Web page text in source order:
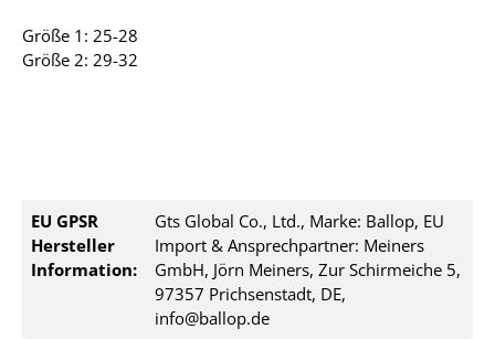
Größe 1: 25-28
Größe 2: 29-32
EU GPSR
Hersteller
Information:
Gts Global Co., Ltd., Marke: Ballop, EU
Import & Ansprechpartner: Meiners
GmbH, Jörn Meiners, Zur Schirmeiche 5,
97357 Prichsenstadt, DE,
info@ballop.de